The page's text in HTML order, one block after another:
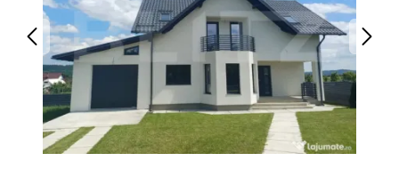
Servicii
Animale de companie
Afaceri și echipamente profesionale
Inchiriere Bunuri si Vehicule
Utilaje agricole si industriale
Piese auto si accesorii
Dacia Duster